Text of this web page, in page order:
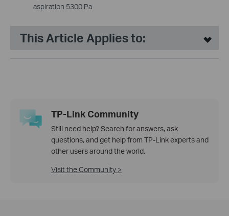
aspiration 5300 Pa
This Article Applies to:
TP-Link Community
Still need help? Search for answers, ask
questions, and get help from TP-Link experts and
other users around the world.
Visit the Community >